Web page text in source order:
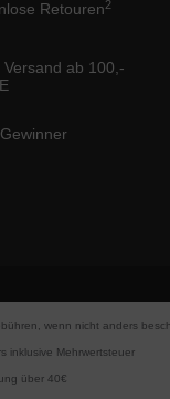
Retouren2
Versand ab 100,-
wenn nicht anders
inklusive Mehrwertsteuer
über 40€